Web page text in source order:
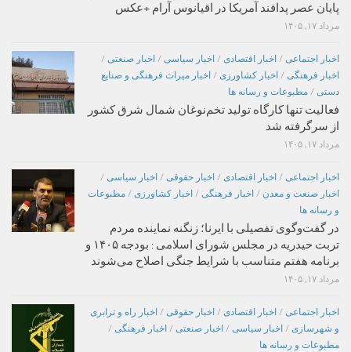
پایان عصر پدافند آمریکا در اقیانوس آرام +عکس
مرداد ۱۷, ۱۴۰۵
اخبار اجتماعی / اخبار اقتصادی / اخبار سیاسی / اخبار صنعتی /
اخبار فرهنگی / اخبار کشاورزی / اخبار میراث فرهنگی و صنایع
دستی / مطبوعات و رسانه ها
فعالیت تنها کارگاه تولید تخم‌نوغان شمال شرق کشور
از سرگرفته شد
مرداد ۱۷, ۱۴۰۵
اخبار اجتماعی / اخبار اقتصادی / اخبار حقوقی / اخبار سیاسی /
اخبار صنعت و معدن / اخبار فرهنگی / اخبار کشاورزی / مطبوعات
و رسانه ها
در گفت‌وگوی تفصیلی با ایرنا؛ زنگنه نماینده مردم
تربت حیدریه در مجلس شورای اسلامی : بودجه ۱۴۰۵ و
برنامه هفتم متناسب با شرایط جنگی اصلاح می‌شوند
مرداد ۱۷, ۱۴۰۵
اخبار اجتماعی / اخبار اقتصادی / اخبار حقوقی / اخبار راه و ترابری
و شهرسازی / اخبار سیاسی / اخبار صنعتی / اخبار فرهنگی /
مطبوعات و رسانه ها